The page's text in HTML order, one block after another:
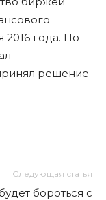
2016 года. По
решение
Следующая статья
бороться с